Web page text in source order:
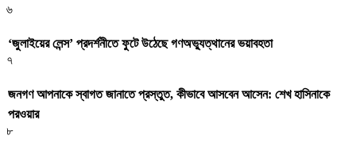
৬
‘জুলাইয়ের লেন্স’ প্রদর্শনীতে ফুটে উঠেছে গণঅভ্যুত্থানের ভয়াবহতা
৭
জনগণ আপনাকে স্বাগত জানাতে প্রস্তুত, কীভাবে আসবেন আসেন: শেখ হাসিনাকে
পরওয়ার
৮